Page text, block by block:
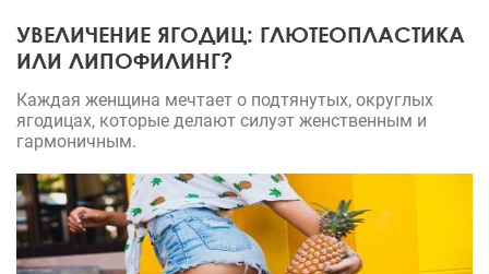
УВЕЛИЧЕНИЕ ЯГОДИЦ: ГЛЮТЕОПЛАСТИКА
ИЛИ ЛИПОФИЛИНГ?
Каждая женщина мечтает о подтянутых, округлых
ягодицах, которые делают силуэт женственным и
гармоничным.